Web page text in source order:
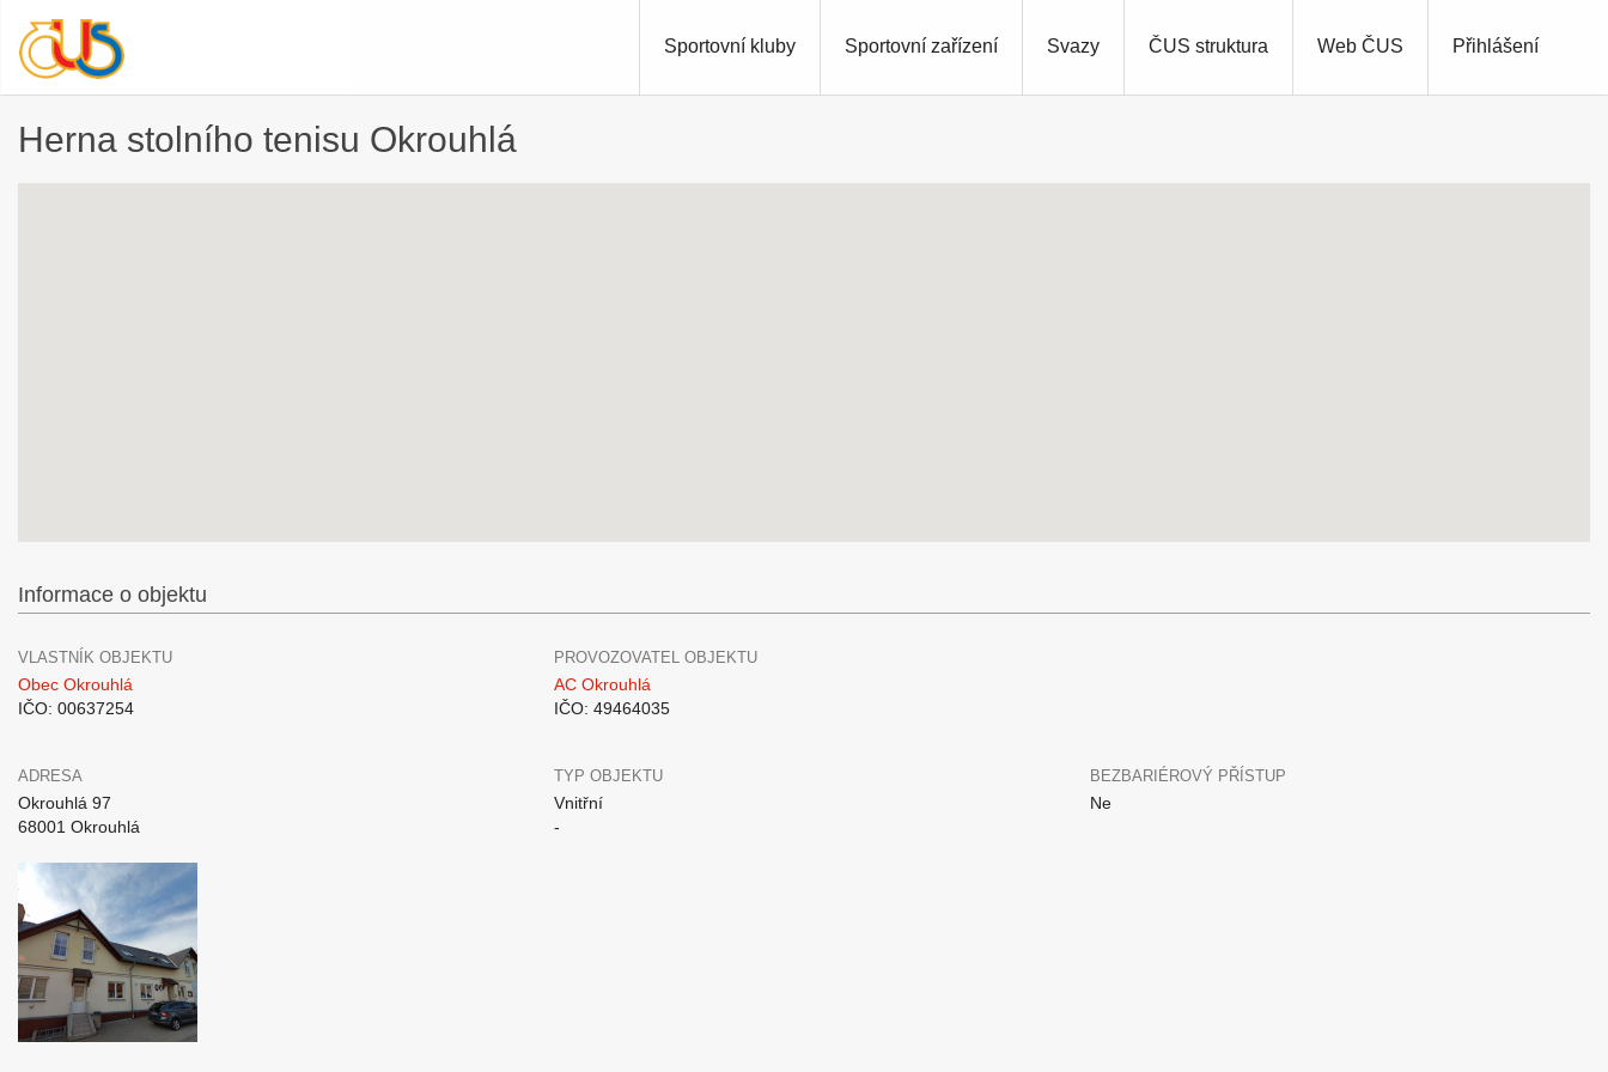
Přihlášení
Sportovní kluby Sportovní zařízení Svazy ČUS struktura Web ČUS
Herna stolního tenisu Okrouhlá
Informace o objektu
VLASTNÍK OBJEKTU
Obec Okrouhlá
IČO: 00637254
PROVOZOVATEL OBJEKTU
AC Okrouhlá
IČO: 49464035
ADRESA
Okrouhlá 97
68001 Okrouhlá
TYP OBJEKTU
Vnitřní
-
BEZBARIÉROVÝ PŘÍSTUP
Ne